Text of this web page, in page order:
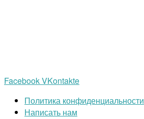
FacebookVKontakte
Политика конфиденциальности
Написать нам